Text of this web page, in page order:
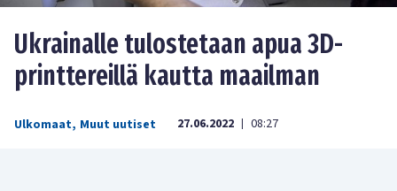
Ukrainalle tulostetaan apua 3D-
printtereillä kautta maailman
Ulkomaat, Muut uutiset 27.06.2022 | 08:27